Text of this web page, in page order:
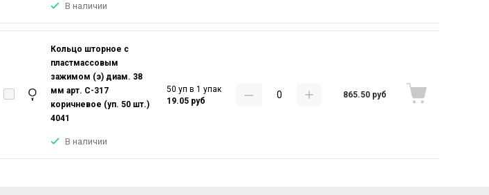
В наличии
Кольцо шторное с
пластмассовым
зажимом (э) диам. 38
мм арт. С-317
коричневое (уп. 50 шт.)
4041
В наличии
50 уп в 1 упак
19.05 руб
865.50 руб